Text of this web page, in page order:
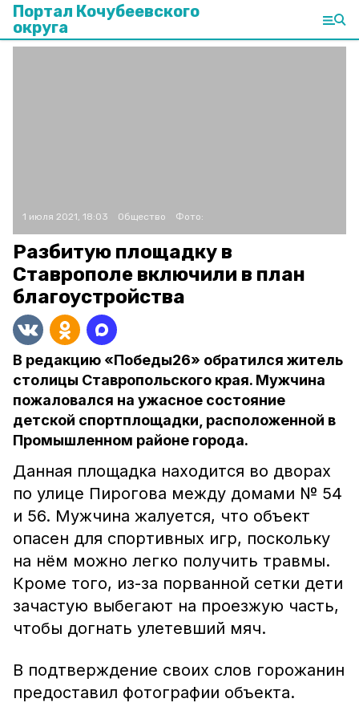
Портал Кочубеевского
округа
1 июля 2021, 18:03 Общество Фото:
Разбитую площадку в
Ставрополе включили в план
благоустройства
В редакцию «Победы26» обратился житель
столицы Ставропольского края. Мужчина
пожаловался на ужасное состояние
детской спортплощадки, расположенной в
Промышленном районе города.
Данная площадка находится во дворах
по улице Пирогова между домами № 54
и 56. Мужчина жалуется, что объект
опасен для спортивных игр, поскольку
на нём можно легко получить травмы.
Кроме того, из-за порванной сетки дети
зачастую выбегают на проезжую часть,
чтобы догнать улетевший мяч.
В подтверждение своих слов горожанин
предоставил фотографии объекта.